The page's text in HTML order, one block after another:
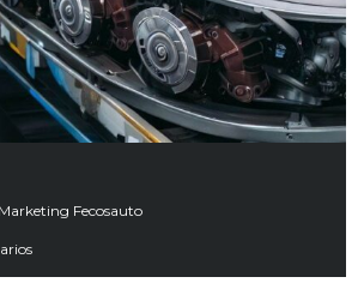
Marketing Fecosauto